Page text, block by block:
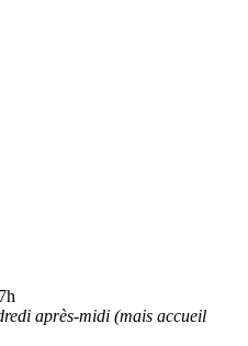
après-midi (mais accueil